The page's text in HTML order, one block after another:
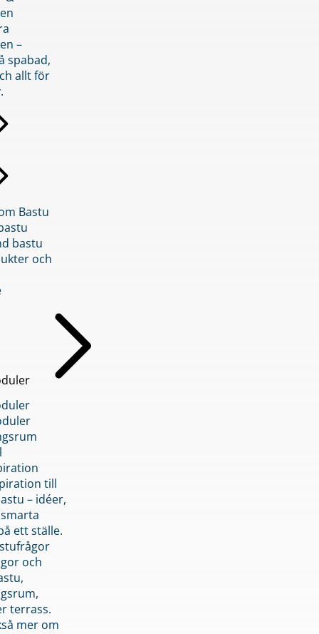
–
spabad,
allt för
Bastu
bastu
och
till
– idéer,
ett ställe.
och
terrass.
mer om